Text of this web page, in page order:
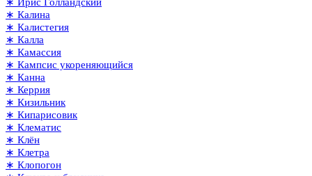
∗ Калина
∗ Калистегия
∗ Калла
∗ Камассия
∗ Кампсис укореняющийся
∗ Канна
∗ Керрия
∗ Кизильник
∗ Кипарисовик
∗ Клематис
∗ Клён
∗ Клетра
∗ Клопогон